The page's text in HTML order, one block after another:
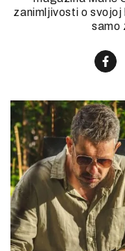
zanimljivosti o
samo